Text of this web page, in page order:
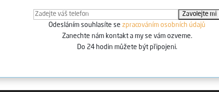
Odesláním souhlasíte se zpracováním osobních údajů
Zanechte nám kontakt a my se vám ozveme.
Do 24 hodin můžete být připojeni.